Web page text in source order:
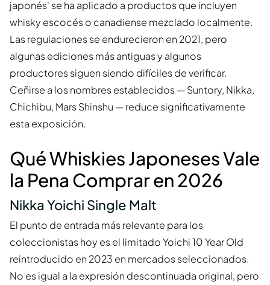
japonés' se ha aplicado a productos que incluyen
whisky escocés o canadiense mezclado localmente.
Las regulaciones se endurecieron en 2021, pero
algunas ediciones más antiguas y algunos
productores siguen siendo difíciles de verificar.
Ceñirse a los nombres establecidos — Suntory, Nikka,
Chichibu, Mars Shinshu — reduce significativamente
esta exposición.
Qué Whiskies Japoneses Vale
la Pena Comprar en 2026
Nikka Yoichi Single Malt
El punto de entrada más relevante para los
coleccionistas hoy es el limitado Yoichi 10 Year Old
reintroducido en 2023 en mercados seleccionados.
No es igual a la expresión descontinuada original, pero